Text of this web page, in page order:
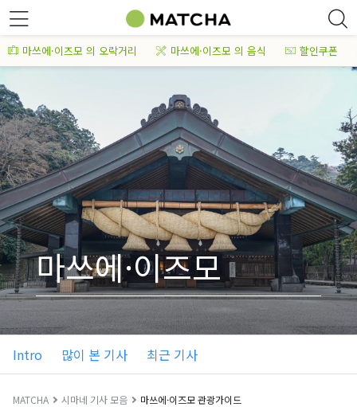
마쓰에·이즈모 의 오락거리 마쓰에·이즈모 의 음식 할인쿠폰
마쓰에·이즈모
Intro 많이 본 기사 최근 기사
MATCHA 시마네 기사 모음 마쓰에·이즈모 관광가이드